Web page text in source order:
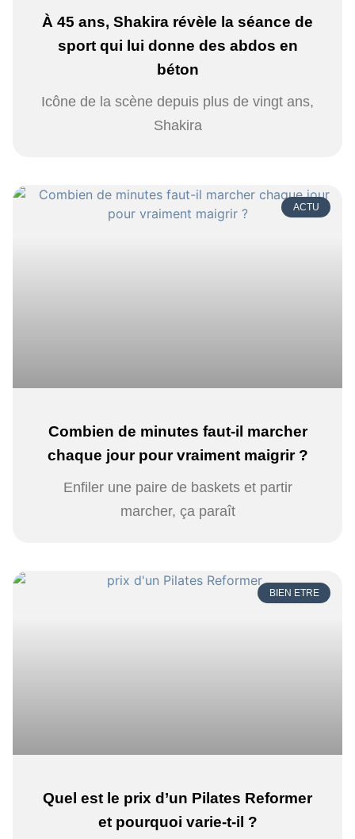
À 45 ans, Shakira révèle la séance de
sport qui lui donne des abdos en
béton
Icône de la scène depuis plus de vingt ans,
Shakira
ACTU
Combien de minutes faut-il marcher
chaque jour pour vraiment maigrir ?
Enfiler une paire de baskets et partir
marcher, ça paraît
BIEN ETRE
Quel est le prix d’un Pilates Reformer
et pourquoi varie-t-il ?